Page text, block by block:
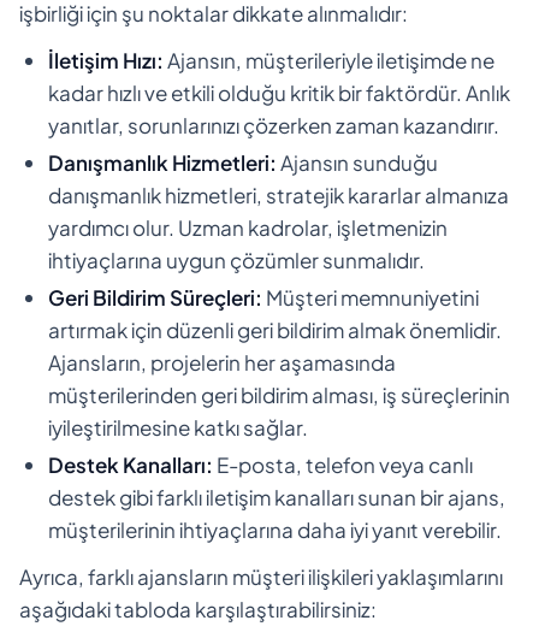
işbirliği için şu noktalar dikkate alınmalıdır:
İletişim Hızı: Ajansın, müşterileriyle iletişimde ne
kadar hızlı ve etkili olduğu kritik bir faktördür. Anlık
yanıtlar, sorunlarınızı çözerken zaman kazandırır.
Danışmanlık Hizmetleri: Ajansın sunduğu
danışmanlık hizmetleri, stratejik kararlar almanıza
yardımcı olur. Uzman kadrolar, işletmenizin
ihtiyaçlarına uygun çözümler sunmalıdır.
Geri Bildirim Süreçleri: Müşteri memnuniyetini
artırmak için düzenli geri bildirim almak önemlidir.
Ajansların, projelerin her aşamasında
müşterilerinden geri bildirim alması, iş süreçlerinin
iyileştirilmesine katkı sağlar.
Destek Kanalları: E-posta, telefon veya canlı
destek gibi farklı iletişim kanalları sunan bir ajans,
müşterilerinin ihtiyaçlarına daha iyi yanıt verebilir.
Ayrıca, farklı ajansların müşteri ilişkileri yaklaşımlarını
aşağıdaki tabloda karşılaştırabilirsiniz: